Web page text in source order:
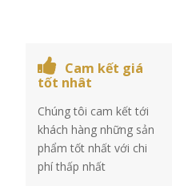
Cam kết giá
tốt nhât
Chúng tôi cam kết tới
khách hàng những sản
phẩm tốt nhất với chi
phí thấp nhất